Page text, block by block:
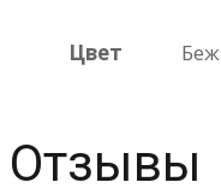
Цвет Беж
Отзывы